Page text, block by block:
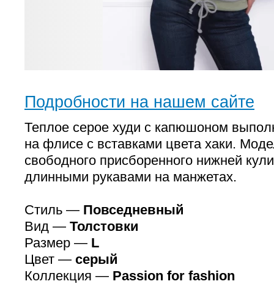
Подробности на нашем сайте
Теплое серое худи с капюшоном
на флисе с вставками цвета хаки.
свободного присборенного нижней
длинными рукавами на манжетах.
Стиль — Повседневный
Вид — Толстовки
Размер — L
Цвет — серый
Коллекция — Passion for fashion